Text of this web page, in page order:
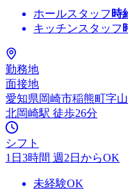
ホールスタッフ 時
キッチンスタッフ
勤務地
面接地
愛知県岡崎市稲熊町字
北岡崎駅 徒歩26分
シフト
1日3時間 週2日からOK
未経験OK